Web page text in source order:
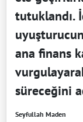
tutuklandı.
ana finans
süreceğini
Seyfullah Maden